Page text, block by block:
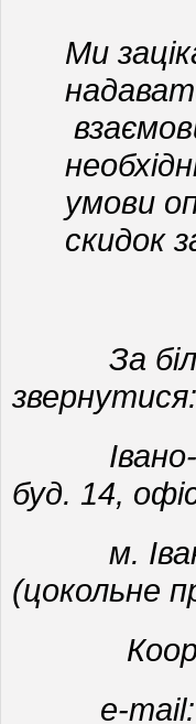
Ми
умови
скидок
За більш
звернутися:
Івано-
буд. 14,
м. Івано-
(цокольне
e-mail: